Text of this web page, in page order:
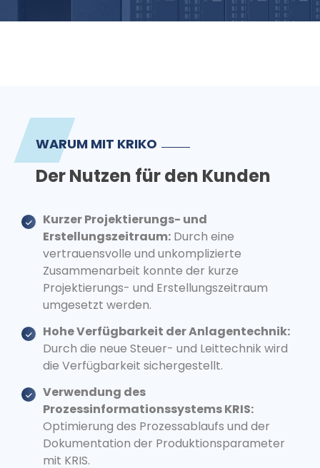
WARUM MIT KRIKO
Der Nutzen für den Kunden
Kurzer Projektierungs- und
Erstellungszeitraum: Durch eine
vertrauensvolle und unkomplizierte
Zusammenarbeit konnte der kurze
Projektierungs- und Erstellungszeitraum
umgesetzt werden.
Hohe Verfügbarkeit der Anlagentechnik:
Durch die neue Steuer- und Leittechnik wird
die Verfügbarkeit sichergestellt.
Verwendung des
Prozessinformationssystems KRIS:
Optimierung des Prozessablaufs und der
Dokumentation der Produktionsparameter
mit KRIS.